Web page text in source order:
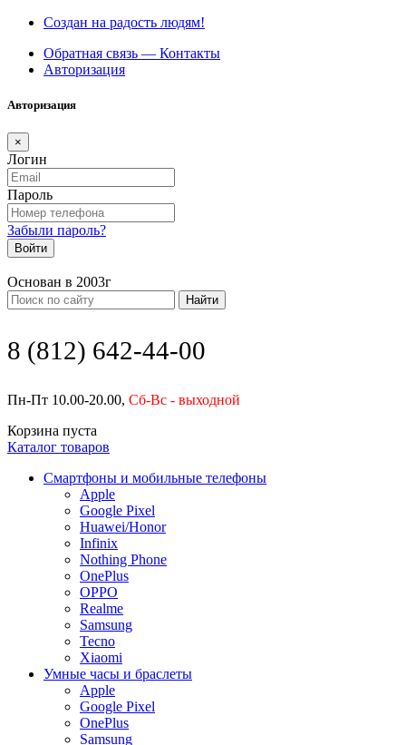
Создан на радость людям!
Обратная связь — Контакты
Авторизация
Авторизация
×
Логин
Пароль
Забыли пароль?
Войти
Основан в 2003г
Найти
8 (812) 642-44-00
Пн-Пт 10.00-20.00, Сб-Вс - выходной
Корзина пуста
Каталог товаров
Смартфоны и мобильные телефоны
Apple
Google Pixel
Huawei/Honor
Infinix
Nothing Phone
OnePlus
OPPO
Realme
Samsung
Tecno
Xiaomi
Умные часы и браслеты
Apple
Google Pixel
OnePlus
Samsung